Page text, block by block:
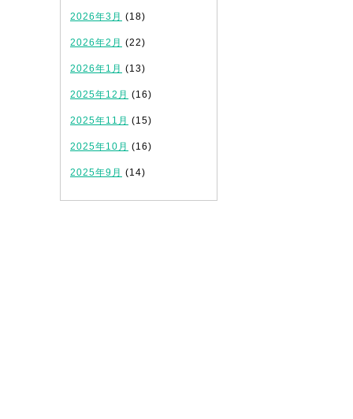
2026年3月 (18)
2026年2月 (22)
2026年1月 (13)
2025年12月 (16)
2025年11月 (15)
2025年10月 (16)
2025年9月 (14)